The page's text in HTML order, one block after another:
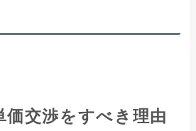
価交渉をすべき理由